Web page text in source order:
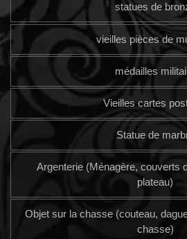
statues de
vieilles pièces de
médailles
Vieilles cartes
Statue de
Argenterie (Ménagère, couverts
plateau)
Objet sur la chasse (couteau,
chasse)